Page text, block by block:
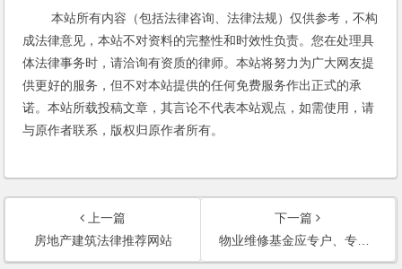
本站所有内容（包括法律咨询、法律法规）仅供参考，不构
成法律意见，本站不对资料的完整性和时效性负责。您在处理具
体法律事务时，请洽询有资质的律师。本站将努力为广大网友提
供更好的服务，但不对本站提供的任何免费服务作出正式的承
诺。本站所载投稿文章，其言论不代表本站观点，如需使用，请
与原作者联系，版权归原作者所有。
上一篇
房地产建筑法律推荐网站
下一篇
物业维修基金应专户、专管、专用(1998)